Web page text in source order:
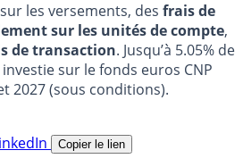
les versements, des frais de
sur les unités de compte,
de transaction. Jusqu’à 5.05% de
sur le fonds euros CNP
2027 (sous conditions).
Copier le lien